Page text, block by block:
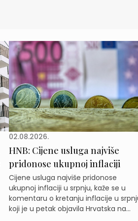
02.08.2026.
HNB: Cijene usluga najviše
pridonose ukupnoj inflaciji
Cijene usluga najviše pridonose
ukupnoj inflaciji u srpnju, kaže se u
komentaru o kretanju inflacije u
koji je u petak objavila Hrvatska na...